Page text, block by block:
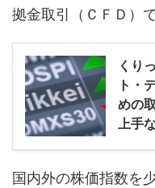
拠金取引（ＣＦＤ）で
くり
ト・
めの
上手
国内外の株価指数を